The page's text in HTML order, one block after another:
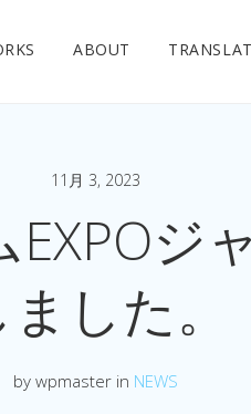
ABOUT
11月 3, 2023
ジ
ました。
by wpmaster in NEWS